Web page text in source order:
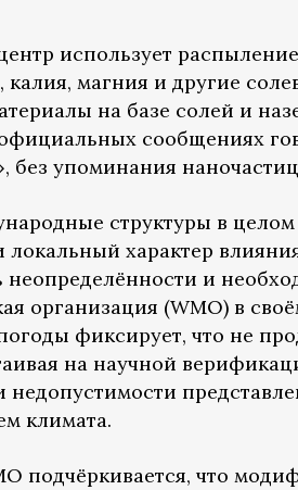
использует
магния и другие
на базе солей и
сообщениях
без упоминания
структуры в
характер
и
организация (WMO) в
фиксирует, что не
на научной
недопустимости
климата.
подчёркивается, что